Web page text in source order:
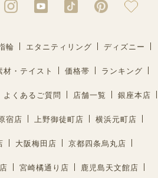
輪 エタニティリング ディズニー
・テイスト 価格帯 ランキング
よくあるご質問 店舗一覧 銀座本店
宿店 上野御徒町店 横浜元町店
大阪梅田店 京都四条烏丸店
宮崎橘通り店 鹿児島天文館店